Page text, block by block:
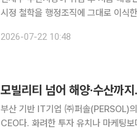
시정 철학을 행정조직에 그대로 이식한 형태다. 해양수도와 청년, 민생경제를
가 입법예고한 조직개편안에 따르면
2026-07-22 10:48
모빌리티 넘어 해양·수산까
부산 기반 IT기업 ㈜퍼솔(PERSOL)
CEO다. 화려한 투자 유치나 마케팅보다 현장의 문제를 기술로 해결하는 데 집중해 온 그는 지난